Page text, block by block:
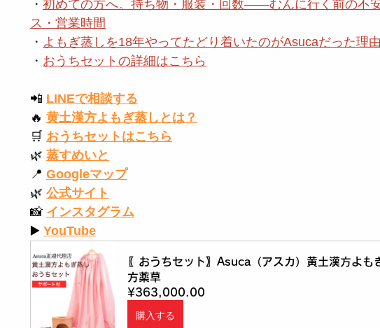
・ 初めての方へ。持ち物・服装・回数——むんに行く前の不
ス・営業時間
・ よもぎ蒸しを18年やってたどり着いたのがAsucaだった理由
・ おうちセットの詳細はこちら
📲 LINEで相談する
🔥 黄土漢方よもぎ蒸しとは？
🛒 おうちセットはこちら
🌿 蒸すめいと
📍 Googleマップ
🌿 公式サイト
📸 インスタグラム
▶️ YouTube
〖おうちセット〗Asuca（アスカ）黄土漢方よ
方薬草
¥363,000.00
購入する